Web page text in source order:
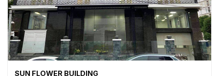
SUN FLOWER BUILDING